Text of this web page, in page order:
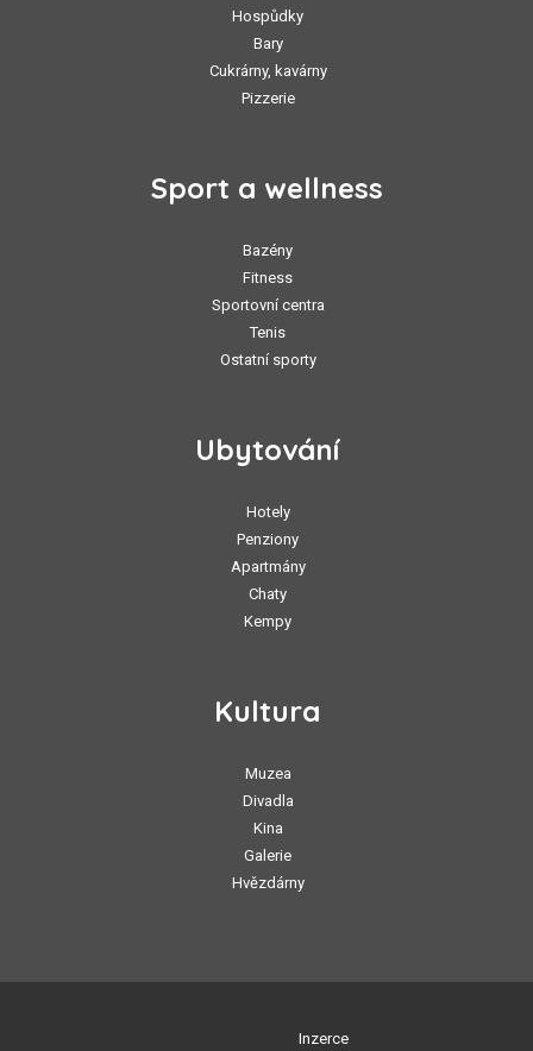
Hospůdky
Bary
Cukrárny, kavárny
Pizzerie
Sport a wellness
Bazény
Fitness
Sportovní centra
Tenis
Ostatní sporty
Ubytování
Hotely
Penziony
Apartmány
Chaty
Kempy
Kultura
Muzea
Divadla
Kina
Galerie
Hvězdárny
Inzerce